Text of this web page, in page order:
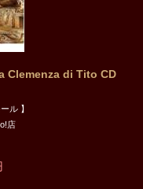
Clemenza di Tito CD
ル 】
店